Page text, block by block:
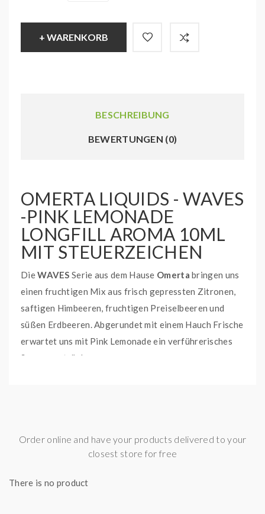
+ WARENKORB
BESCHREIBUNG
BEWERTUNGEN (0)
OMERTA LIQUIDS - WAVES
-PINK LEMONADE
LONGFILL AROMA 10ML
MIT STEUERZEICHEN
DieWAVES Serie aus dem Hause Omerta bringen uns
einen fruchtigen Mix aus frisch gepressten Zitronen,
saftigen Himbeeren, fruchtigen Preiselbeeren und
süßen Erdbeeren. Abgerundet mit einem Hauch Frische
erwartet uns mit Pink Lemonade ein verführerisches
Sommergetränk.
Lieferinhalt:
Longfill Aroma 10ml mit Steuerzeichen
Order online and have your products delivered to your
closest store for free
There is no product